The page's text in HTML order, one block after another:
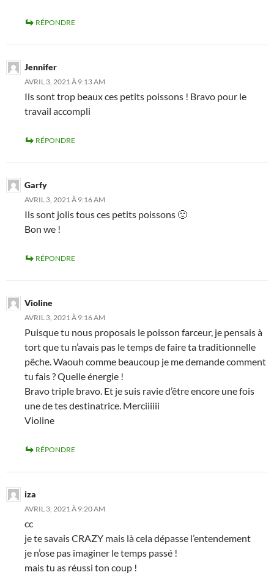
RÉPONDRE
Jennifer
AVRIL 3, 2021 À 9:13 AM
Ils sont trop beaux ces petits poissons ! Bravo pour le
travail accompli
RÉPONDRE
Garfy
AVRIL 3, 2021 À 9:16 AM
Ils sont jolis tous ces petits poissons 🙂
Bon we !
RÉPONDRE
Violine
AVRIL 3, 2021 À 9:16 AM
Puisque tu nous proposais le poisson farceur, je pensais à
tort que tu n’avais pas le temps de faire ta traditionnelle
pêche. Waouh comme beaucoup je me demande comment
tu fais ? Quelle énergie !
Bravo triple bravo. Et je suis ravie d’être encore une fois
une de tes destinatrice. Merciiiiii
Violine
RÉPONDRE
iza
AVRIL 3, 2021 À 9:20 AM
cc
je te savais CRAZY mais là cela dépasse l’entendement
je n’ose pas imaginer le temps passé !
mais tu as réussi ton coup !